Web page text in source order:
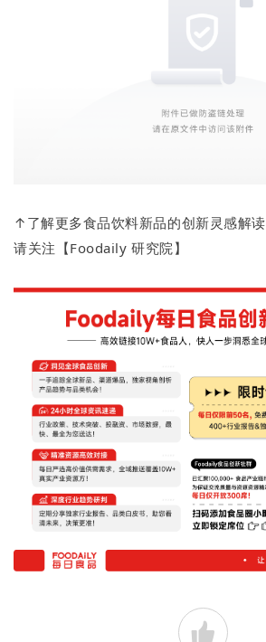
↑了解更多食品饮料新品的创新灵感解读
请关注【Foodaily 研究院】